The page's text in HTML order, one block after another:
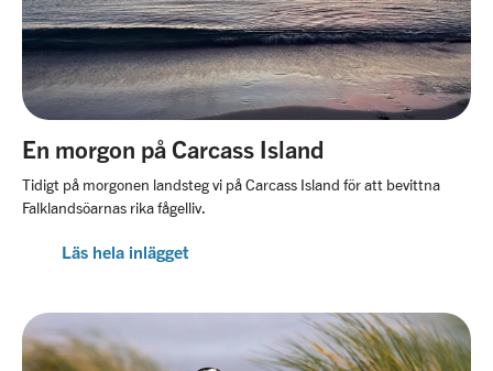
En morgon på Carcass Island
Tidigt på morgonen landsteg vi på Carcass Island för att bevittna
Falklandsöarnas rika fågelliv.
Läs hela inlägget